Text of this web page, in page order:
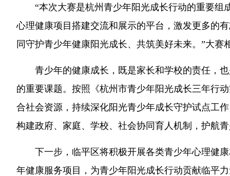
“本次大赛是杭州青少年阳光成长行动的重要
心理健康项目搭建交流和展示的平台，激发更多的
同守护青少年健康阳光成长、共筑美好未来。”大赛
青少年的健康成长，既是家长和学校的责任，
的重要课题。按照《杭州市青少年阳光成长三年行
合社会资源，持续深化阳光青少年成长守护试点工
构建政府、家庭、学校、社会协同育人机制，护航
下一步，临平区将积极开展各类青少年心理健
年健康服务项目，为青少年阳光成长行动贡献临平